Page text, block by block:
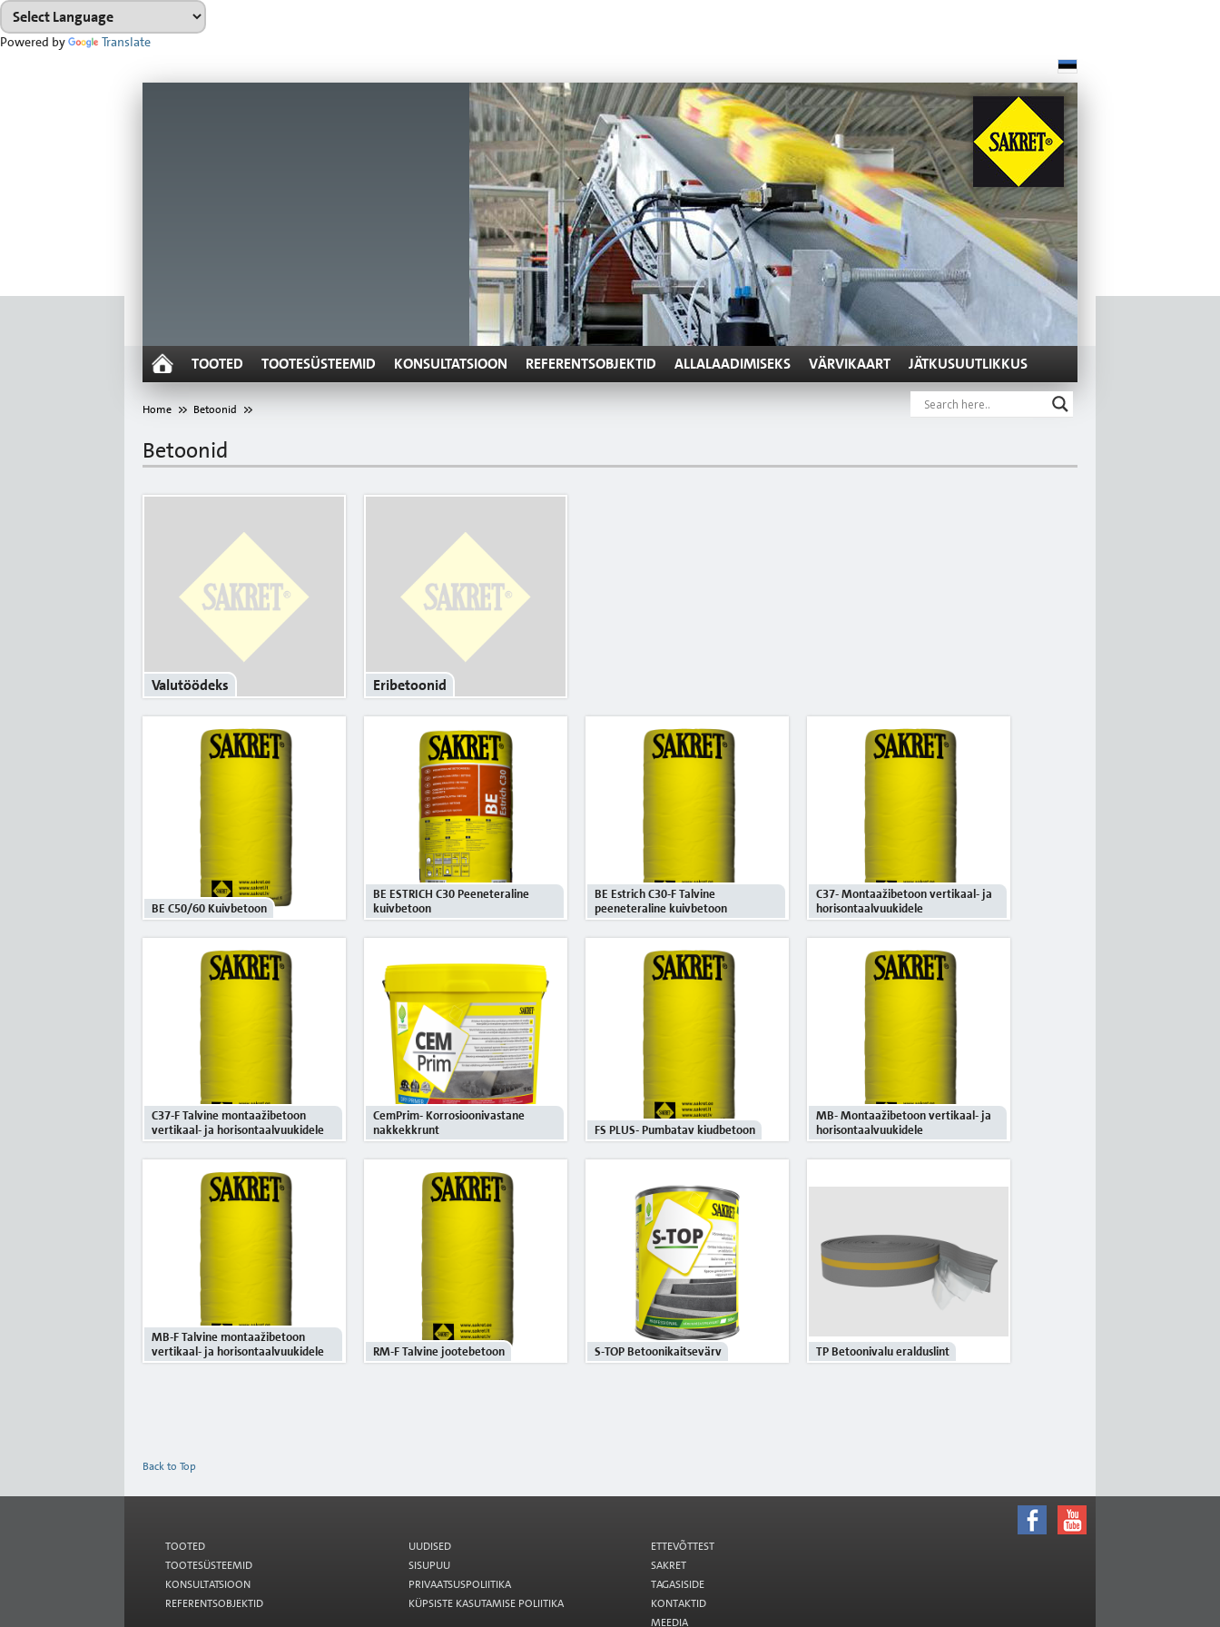
Powered by Translate
TOOTED TOOTESÜSTEEMID KONSULTATSIOON REFERENTSOBJEKTID ALLALAADIMISEKS VÄRVIKAART JÄTKUSUUTLIKKUS
Home Betoonid
Betoonid
Valutöödeks Eribetoonid
BE C50/60 Kuivbetoon
BE ESTRICH C30 Peeneteraline
kuivbetoon
BE Estrich C30-F Talvine
peeneteraline kuivbetoon
C37- Montaažibetoon vertikaal- ja
horisontaalvuukidele
C37-F Talvine montaažibetoon
vertikaal- ja horisontaalvuukidele
CemPrim- Korrosioonivastane
nakkekkrunt
FS PLUS- Pumbatav kiudbetoon
MB- Montaažibetoon vertikaal- ja
horisontaalvuukidele
MB-F Talvine montaažibetoon
vertikaal- ja horisontaalvuukidele
RM-F Talvine jootebetoon S-TOP Betoonikaitsevärv TP Betoonivalu eralduslint
Back to Top
TOOTED
TOOTESÜSTEEMID
KONSULTATSIOON
REFERENTSOBJEKTID
UUDISED
SISUPUU
PRIVAATSUSPOLIITIKA
KÜPSISTE KASUTAMISE POLIITIKA
ETTEVÕTTEST
SAKRET
TAGASISIDE
KONTAKTID
MEEDIA